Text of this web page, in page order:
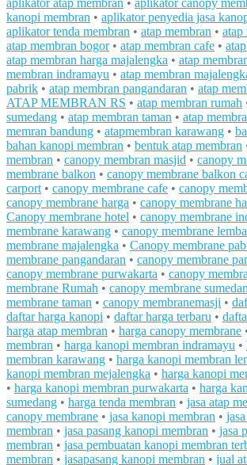
kanopi membran • aplikator penyedia jasa
aplikator tenda membran • atap membran • atap
atap membran bogor• atap membran cafe •
atap membran harga majalengka • atap
membran indramayu • atap membran
pabrik • atap membran pangandaran • atap
ATAP MEMBRAN RS • atap membran rumah
sumedang • atap membran taman • atap
memran bandung • atapmembran karawang •
bahan kanopi membran • bentuk atap membran
membran • canopy membran masjid • canopy
membrane balkon • canopy membrane balkon
carport • canopy membrane cafe • canopy
canopy membrane harga • canopy membrane
Canopy membrane hotel • canopy membrane
membrane karawang • canopy membrane
membrane majalengka • Canopy membrane
membrane pangandaran • canopy membrane
canopy membrane purwakarta • canopy
membrane Rumah • canopy membrane
membrane taman • canopy membranemasji •
daftar harga kanopi • daftar harga terbaru •
harga atap membran • harga canopy membrane
membran • harga kanopi membran indramayu •
membran karawang • harga kanopi membran
kanopi membran mejalengka • harga kanopi
• harga kanopi membran purwakarta • harga
sumedang • harga tenda membran • jasa atap
canopy membrane • jasa kanopi membran •
membran • jasa pasang kanopi membran • jasa
membran • jasa pembuatan kanopi membran
membran • jasapasang kanopi membran • jual